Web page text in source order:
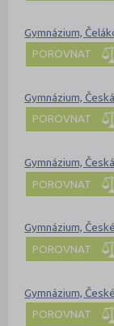
Gymnázium,
POROVNAT
Gymnázium,
POROVNAT
Gymnázium,
POROVNAT
Gymnázium,
POROVNAT
Gymnázium,
POROVNAT